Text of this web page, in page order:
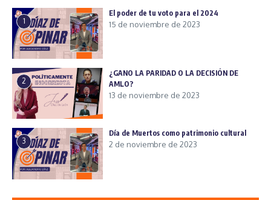
1
El poder de tu voto para el 2024
15 de noviembre de 2023
2
¿GANO LA PARIDAD O LA DECISIÓN DE
AMLO?
13 de noviembre de 2023
3
Día de Muertos como patrimonio cultural
2 de noviembre de 2023